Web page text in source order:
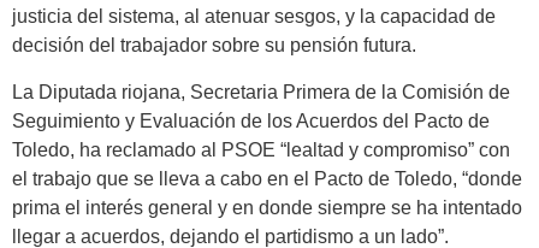
justicia del sistema, al atenuar sesgos, y la capacidad de
decisión del trabajador sobre su pensión futura.
La Diputada riojana, Secretaria Primera de la Comisión de
Seguimiento y Evaluación de los Acuerdos del Pacto de
Toledo, ha reclamado al PSOE “lealtad y compromiso” con
el trabajo que se lleva a cabo en el Pacto de Toledo, “donde
prima el interés general y en donde siempre se ha intentado
llegar a acuerdos, dejando el partidismo a un lado”.